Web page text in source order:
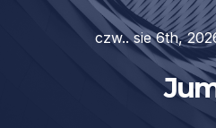
czw.. sie 6th,